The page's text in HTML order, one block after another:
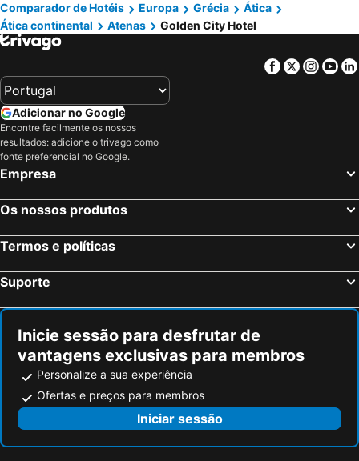
Comparador de Hotéis
Europa Grécia
Ática
Ática continental
Atenas Golden City Hotel
Facebook
Twitter
Adicionar no Google
Encontre facilmente os nossos
resultados: adicione o trivago como
fonte preferencial no Google.
Empresa
Os nossos produtos
Termos e políticas
Suporte
Inicie sessão para desfrutar de
vantagens exclusivas para membros
Personalize a sua experiência
Ofertas e preços para membros
Iniciar sessão